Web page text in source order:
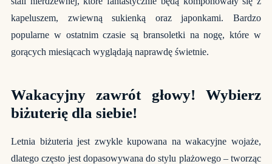
kapeluszem, zwiewną sukienką oraz japonkami. Bardzo
popularne w ostatnim czasie są bransoletki na nogę, które w
gorących miesiącach wyglądają naprawdę świetnie.
Wakacyjny zawrót głowy! Wybierz
biżuterię dla siebie!
Letnia biżuteria jest zwykle kupowana na wakacyjne wojaże,
dlatego często jest dopasowywana do stylu plażowego – tworząc